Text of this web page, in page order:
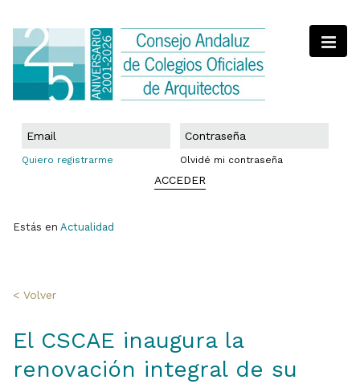
Quiero registrarme Olvidé mi contraseña
ACCEDER
Estás en Actualidad
< Volver
El CSCAE inaugura la
renovación integral de su